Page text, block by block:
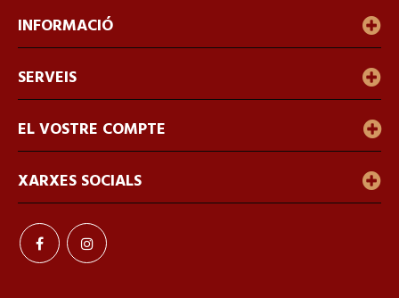
INFORMACIÓ
SERVEIS
EL VOSTRE COMPTE
XARXES SOCIALS